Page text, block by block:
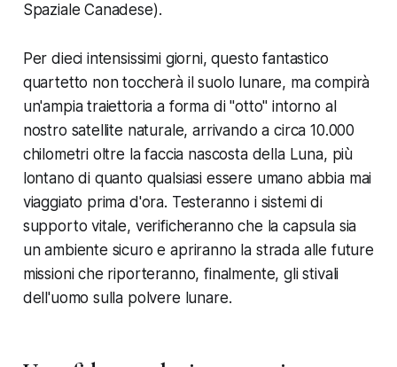
Spaziale Canadese).
Per dieci intensissimi giorni, questo fantastico
quartetto non toccherà il suolo lunare, ma compirà
un'ampia traiettoria a forma di "otto" intorno al
nostro satellite naturale, arrivando a circa 10.000
chilometri oltre la faccia nascosta della Luna, più
lontano di quanto qualsiasi essere umano abbia mai
viaggiato prima d'ora. Testeranno i sistemi di
supporto vitale, verificheranno che la capsula sia
un ambiente sicuro e apriranno la strada alle future
missioni che riporteranno, finalmente, gli stivali
dell'uomo sulla polvere lunare.